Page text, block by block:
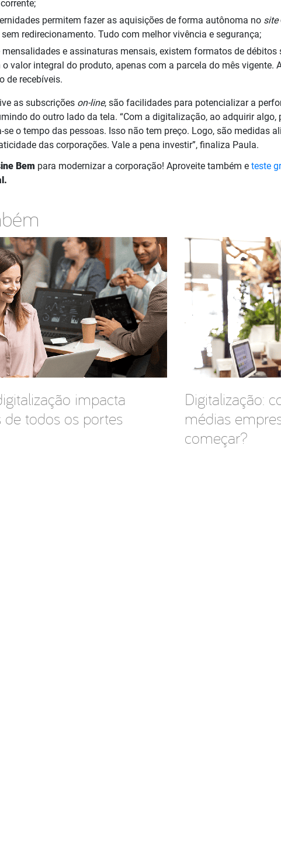
permitem fazer as aquisições de forma autônoma no site
redirecionamento. Tudo com melhor vivência e segurança;
mensalidades e assinaturas mensais, existem formatos de
valor integral do produto, apenas com a parcela do mês vigente.
de recebíveis.
as subscrições on-line, são facilidades para potencializar a
do outro lado da tela. “Com a digitalização, ao adquirir
se o tempo das pessoas. Isso não tem preço. Logo, são medidas
das corporações. Vale a pena investir”, finaliza Paula.
Bem para modernizar a corporação! Aproveite também e teste
impacta
de todos os portes
Digitalização:
médias
começar?